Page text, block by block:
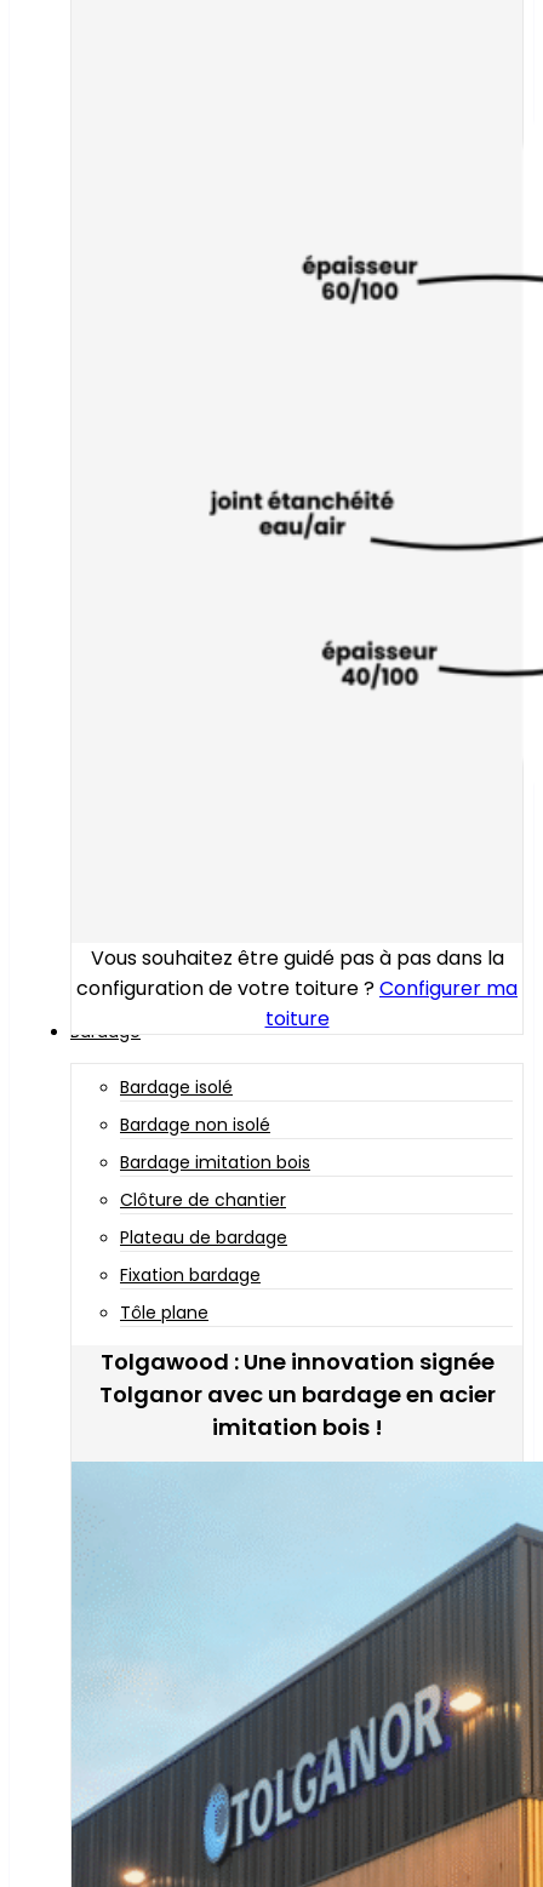
Vous souhaitez être guidé pas à pas dans la
configuration de votre toiture ?Configurer ma
toiture
Bardage
Bardage isolé
Bardage non isolé
Bardage imitation bois
Clôture de chantier
Plateau de bardage
Fixation bardage
Tôle plane
Tolgawood : Une innovation signée
Tolganor avec un bardage en acier
imitation bois !